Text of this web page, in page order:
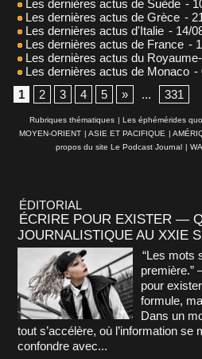
Les dernières actus de Suède -
Les dernières actus de Grèce -
Les dernières actus d'Italie - 14/
Les dernières actus de France -
Les dernières actus du
Les dernières actus de Monaco -
1
2 3 4 5 » ... 331
Rubriques thématiques | Les éphémérides
MOYEN-ORIENT | ASIE ET PACIFIQUE |
propos du site Le Podcast Journal |
ÉDITORIAL
ÉCRIRE POUR EXISTER —
JOURNALISTIQUE AU XXIE
“Les mots
première.”
pour
formule,
Dans un
tout s’accélère, où l’information se
confondre avec...